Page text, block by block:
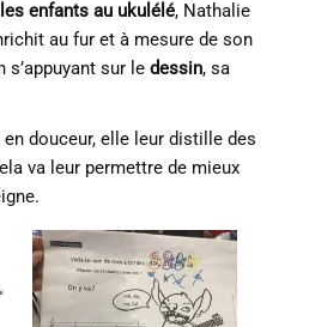
enfants au ukulélé, Nathalie
au fur et à mesure de son
sur le dessin, sa
douceur, elle leur distille des
va leur permettre de mieux